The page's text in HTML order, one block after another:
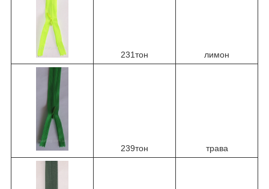
231тон лимон
239тон трава